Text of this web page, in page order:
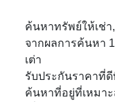
ค้นหาทรัพย์ให้เช่
จากผลการค้นหา
เต่า
รับประกันราคาที่ดี
ค้นหาที่อยู่ที่เหมา